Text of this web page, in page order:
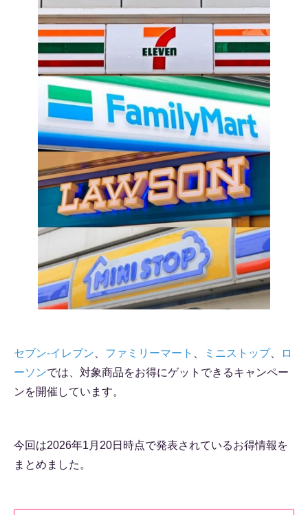
セブン-イレブン ファミリーマート ミニストップ、
ロ
ーソンでは、対象商品をお得にゲットできるキャンペー
ンを開催しています。
今回は2026年1月20日時点で発表されているお得情報を
まとめました。